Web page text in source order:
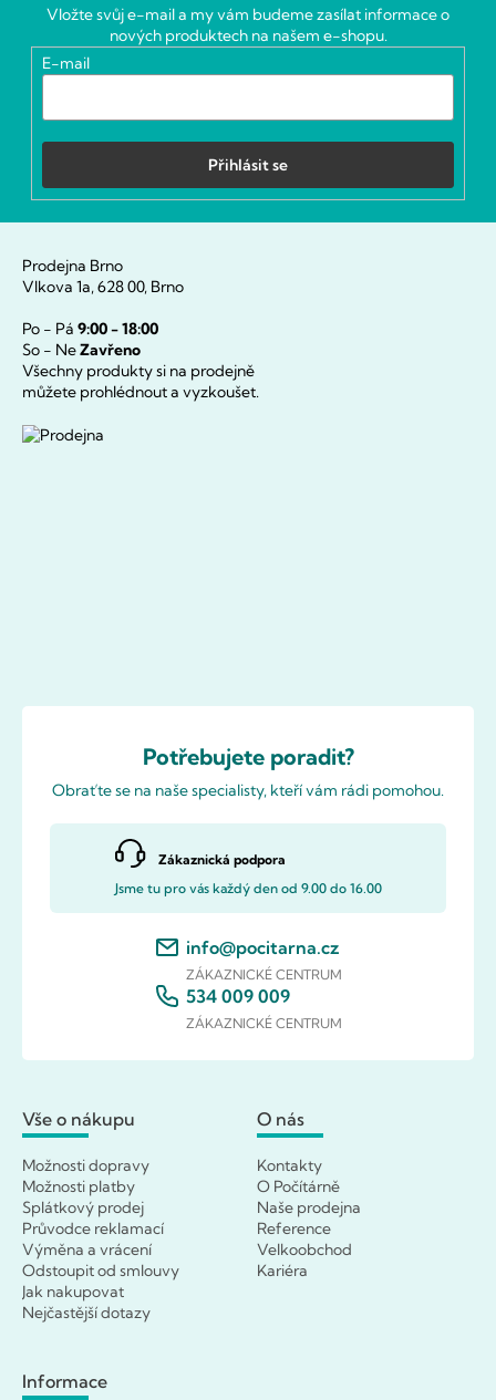
Vložte svůj e-mail a my vám budeme zasílat informace o
nových produktech na našem e-shopu.
E-mail
Přihlásit se
Prodejna Brno
Vlkova 1a, 628 00, Brno
Po - Pá 9:00 - 18:00
So - NeZavřeno
Všechny produkty si na prodejně
můžete prohlédnout a vyzkoušet.
Potřebujete poradit?
Obraťte se na naše specialisty, kteří vám rádi pomohou.
Zákaznická podpora
Jsme tu pro vás každý den od 9.00 do 16.00
info@pocitarna.cz
ZÁKAZNICKÉ CENTRUM
534 009 009
ZÁKAZNICKÉ CENTRUM
Vše o nákupu
Možnosti dopravy
Možnosti platby
Splátkový prodej
Průvodce reklamací
Výměna a vrácení
Odstoupit od smlouvy
Jak nakupovat
Nejčastější dotazy
O nás
Kontakty
O Počítárně
Naše prodejna
Reference
Velkoobchod
Kariéra
Informace